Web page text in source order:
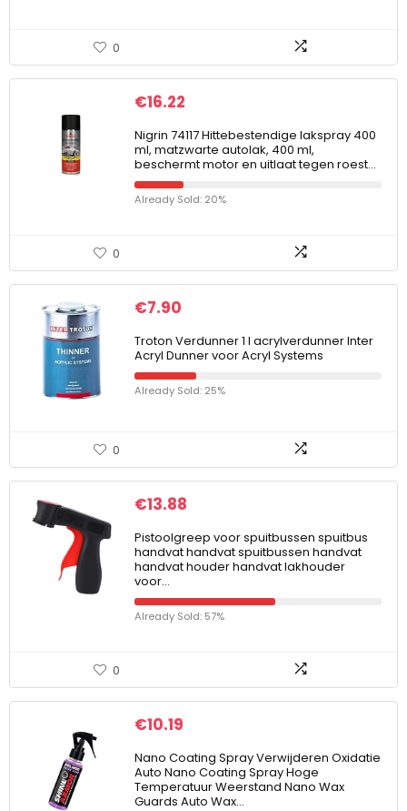
0
€16.22
Nigrin 74117 Hittebestendige lakspray 400
ml, matzwarte autolak, 400 ml,
beschermt motor en uitlaat tegen roest…
Already Sold: 20%
0
€7.90
Troton Verdunner 1 l acrylverdunner Inter
Acryl Dunner voor Acryl Systems
Already Sold: 25%
0
€13.88
Pistoolgreep voor spuitbussen spuitbus
handvat handvat spuitbussen handvat
handvat houder handvat lakhouder
voor…
Already Sold: 57%
0
€10.19
Nano Coating Spray Verwijderen Oxidatie
Auto Nano Coating Spray Hoge
Temperatuur Weerstand Nano Wax
Guards Auto Wax…